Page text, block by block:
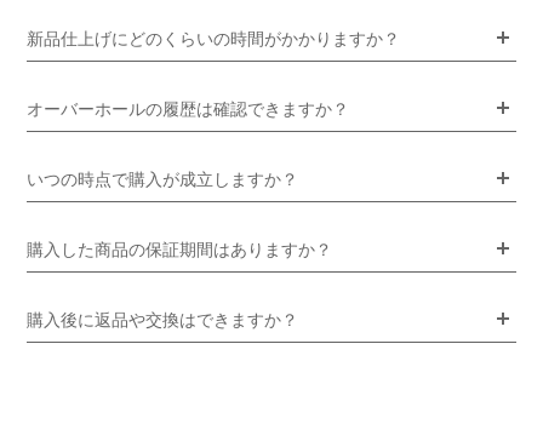
新品仕上げにどのくらいの時間がかかりますか？
オーバーホールの履歴は確認できますか？
いつの時点で購入が成立しますか？
購入した商品の保証期間はありますか？
購入後に返品や交換はできますか？